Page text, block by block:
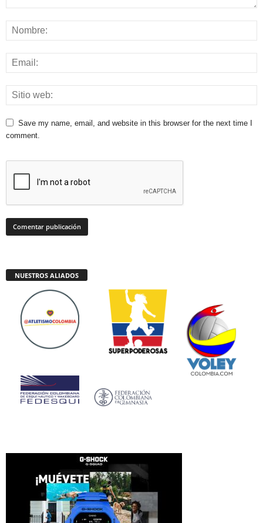
Save my name, email, and website in this browser for the next time I
comment.
NUESTROS ALIADOS